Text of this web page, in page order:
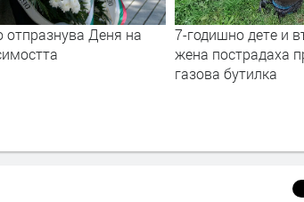
дете и възрастна
при взрив на
Хасково отбеляза
Съединението на